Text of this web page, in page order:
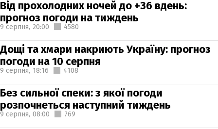
Від прохолодних ночей до +36 вдень:
прогноз погоди на тиждень
9 серпня, 20:00 4580
Дощі та хмари накриють Україну: прогноз
погоди на 10 серпня
9 серпня, 18:16 4108
Без сильної спеки: з якої погоди
розпочнеться наступний тиждень
9 серпня, 08:00 769